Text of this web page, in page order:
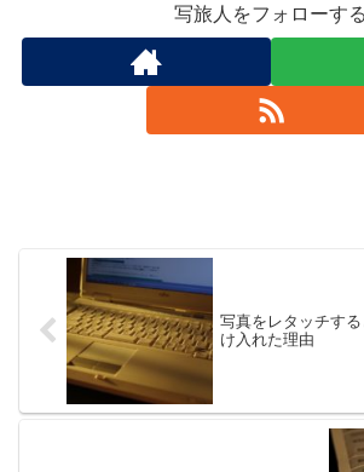
写旅人をフォローする
写真をレタッチす
け入れた理由